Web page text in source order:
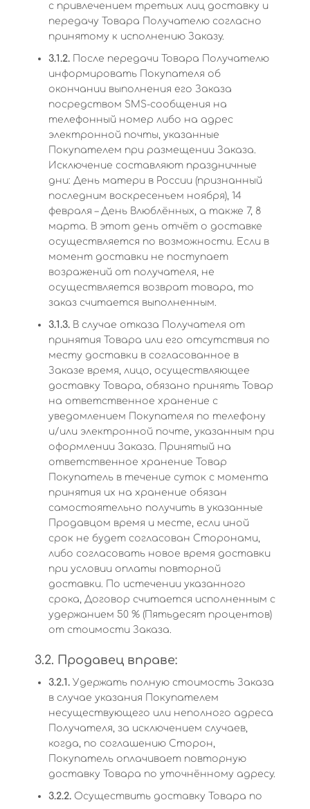
с привлечением третьих лиц доставку и
передачу Товара Получателю согласно
принятому к исполнению Заказу.
3.1.2. После передачи Товара Получателю
информировать Покупателя об
окончании выполнения его Заказа
посредством SMS-сообщения на
телефонный номер либо на адрес
электронной почты, указанные
Покупателем при размещении Заказа.
Исключение составляют праздничные
дни: День матери в России (признанный
последним воскресеньем ноября), 14
февраля – День Влюблённых, а также 7, 8
марта. В этот день отчёт о доставке
осуществляется по возможности. Если в
момент доставки не поступает
возражений от получателя, не
осуществляется возврат товара, то
заказ считается выполненным.
3.1.3. В случае отказа Получателя от
принятия Товара или его отсутствия по
месту доставки в согласованное в
Заказе время, лицо, осуществляющее
доставку Товара, обязано принять Товар
на ответственное хранение с
уведомлением Покупателя по телефону
и/или электронной почте, указанным при
оформлении Заказа. Принятый на
ответственное хранение Товар
Покупатель в течение суток с момента
принятия их на хранение обязан
самостоятельно получить в указанные
Продавцом время и месте, если иной
срок не будет согласован Сторонами,
либо согласовать новое время доставки
при условии оплаты повторной
доставки. По истечении указанного
срока, Договор считается исполненным с
удержанием 50 % (Пятьдесят процентов)
от стоимости Заказа.
3.2. Продавец вправе:
3.2.1. Удержать полную стоимость Заказа
в случае указания Покупателем
несуществующего или неполного адреса
Получателя, за исключением случаев,
когда, по соглашению Сторон,
Покупатель оплачивает повторную
доставку Товара по уточнённому адресу.
3.2.2. Осуществить доставку Товара по